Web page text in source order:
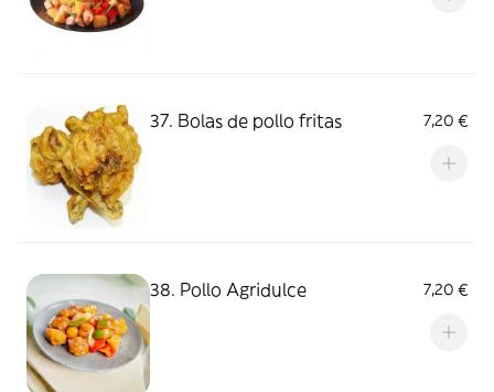
37. Bolas de pollo fritas 7,20 €
38. Pollo Agridulce 7,20 €